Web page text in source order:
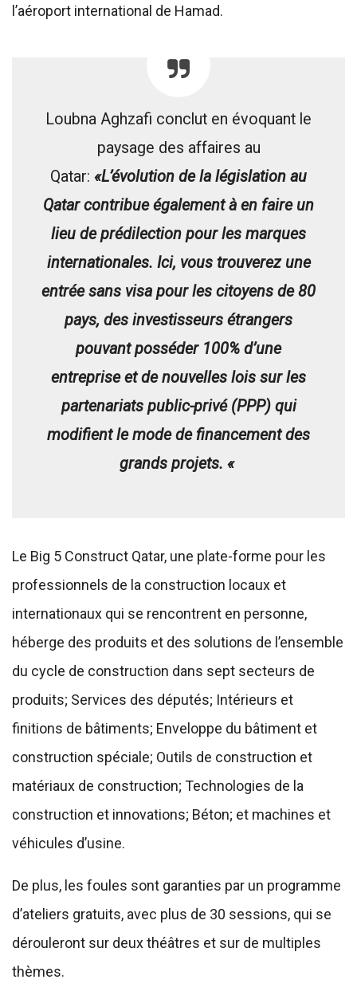
l’aéroport international de Hamad.
Loubna Aghzafi conclut en évoquant le
paysage des affaires au
Qatar: «L’évolution de la législation au
Qatar contribue également à en faire un
lieu de prédilection pour les marques
internationales. Ici, vous trouverez une
entrée sans visa pour les citoyens de 80
pays, des investisseurs étrangers
pouvant posséder 100% d’une
entreprise et de nouvelles lois sur les
partenariats public-privé (PPP) qui
modifient le mode de financement des
grands projets. «
Le Big 5 Construct Qatar, une plate-forme pour les
professionnels de la construction locaux et
internationaux qui se rencontrent en personne,
héberge des produits et des solutions de l’ensemble
du cycle de construction dans sept secteurs de
produits; Services des députés; Intérieurs et
finitions de bâtiments; Enveloppe du bâtiment et
construction spéciale; Outils de construction et
matériaux de construction; Technologies de la
construction et innovations; Béton; et machines et
véhicules d’usine.
De plus, les foules sont garanties par un programme
d’ateliers gratuits, avec plus de 30 sessions, qui se
dérouleront sur deux théâtres et sur de multiples
thèmes.